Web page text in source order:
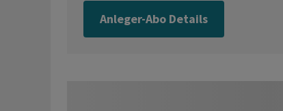
Anleger-Abo Details